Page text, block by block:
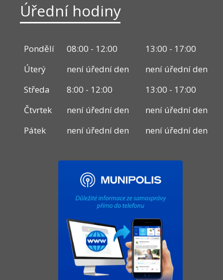
Úřední hodiny
Pondělí 08:00 - 12:00
13:00 - 17:00
Úterý
není úřední den
není úřední den
Středa
8:00 - 12:00
13:00 - 17:00
Čtvrtek
není úřední den
není úřední den
Pátek
není úřední den není úřední den